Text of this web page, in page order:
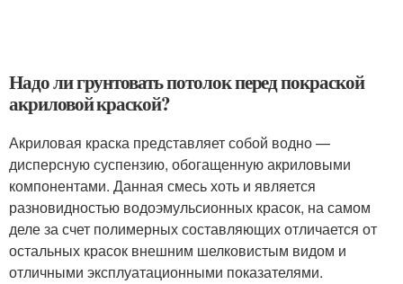
Надо ли грунтовать потолок перед покраской
акриловой краской?
Акриловая краска представляет собой водно —
дисперсную суспензию, обогащенную акриловыми
компонентами. Данная смесь хоть и является
разновидностью водоэмульсионных красок, на самом
деле за счет полимерных составляющих отличается от
остальных красок внешним шелковистым видом и
отличными эксплуатационными показателями.